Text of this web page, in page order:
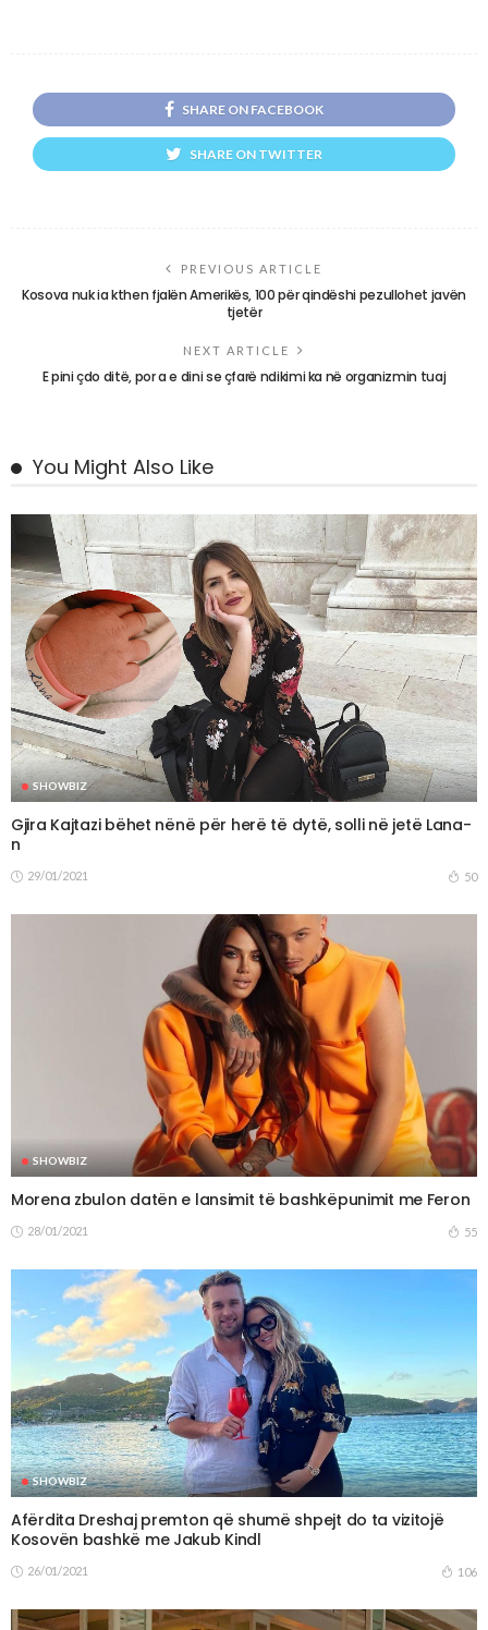
SHARE ON FACEBOOK
SHARE ON TWITTER
PREVIOUS ARTICLE
Kosova nuk ia kthen fjalën Amerikës, 100 për qindëshi pezullohet javën
tjetër
NEXT ARTICLE
E pini çdo ditë, por a e dini se çfarë ndikimi ka në organizmin tuaj
You Might Also Like
SHOWBIZ
Gjira Kajtazi bëhet nënë për herë të dytë, solli në jetë Lana-
n
29/01/2021 50
SHOWBIZ
Morena zbulon datën e lansimit të bashkëpunimit me Feron
28/01/2021 55
SHOWBIZ
Afërdita Dreshaj premton që shumë shpejt do ta vizitojë
Kosovën bashkë me Jakub Kindl
26/01/2021 106